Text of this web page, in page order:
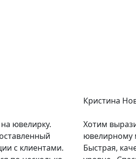
ювелирку.
с клиентами.
Кристина
Хотим
ювелирному
Быстрая,